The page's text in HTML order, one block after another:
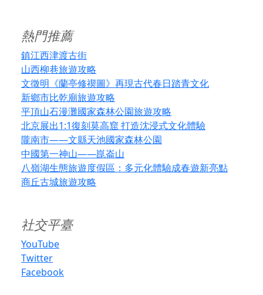
熱門推薦
鎮江西津渡古街
山西柳巷旅遊攻略
文徵明《蘭亭修禊圖》再現古代春日踏青文化
新鄉市比乾廟旅遊攻略
平頂山石漫灘國家森林公園旅遊攻略
北京展出1:1復刻莫高窟 打造沈浸式文化體驗
隴南市——文縣天池國家森林公園
中國第一神山——崑崙山
八嶺湖生態旅遊度假區：多元化體驗成春遊新亮點
商丘古城旅遊攻略
社交平臺
YouTube
Twitter
Facebook